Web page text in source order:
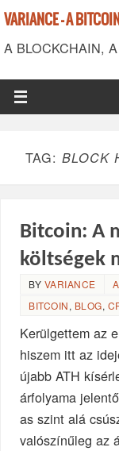
VARIANCE - A
A BLOCKCHAIN,
TAG: BLOCK
Bitcoin: A
költségek
BY VARIANCE
BITCOIN, BLOG,
Kerülgettem az
hiszem itt az
újabb ATH
árfolyama
as szint alá
valószínűleg az